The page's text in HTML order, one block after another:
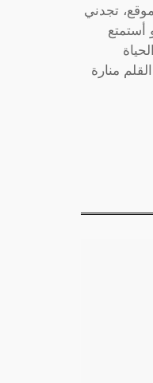
تجدني
أستمتع
منارة